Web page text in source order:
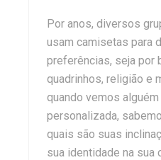
Por anos, diversos
usam camisetas para
preferências, seja por
quadrinhos, religião e
quando vemos
personalizada,
quais são suas
sua identidade na sua